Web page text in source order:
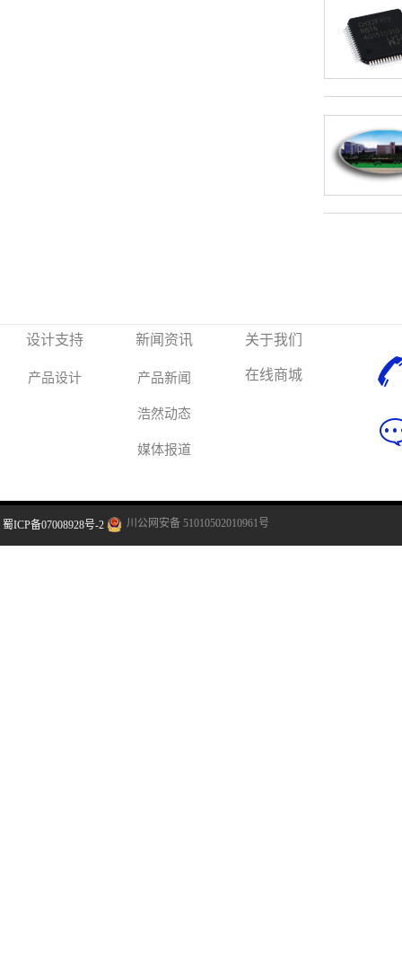
设计支持
产品设计
新闻资讯
产品新闻
浩然动态
媒体报道
关于我们
在线商城
蜀ICP备07008928号-2 川公网安备 51010502010961号